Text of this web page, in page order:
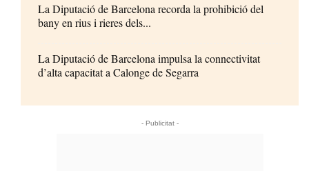
La Diputació de Barcelona recorda la prohibició del
bany en rius i rieres dels...
La Diputació de Barcelona impulsa la connectivitat
d’alta capacitat a Calonge de Segarra
- Publicitat -